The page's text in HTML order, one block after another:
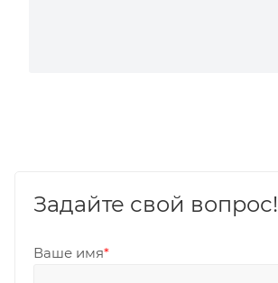
Задайте свой вопрос!
Ваше имя*